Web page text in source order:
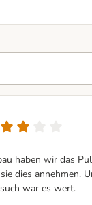
haben wir das
dies annehmen.
war es wert.